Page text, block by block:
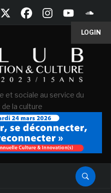
LOGIN
et sociale au service du
la culture